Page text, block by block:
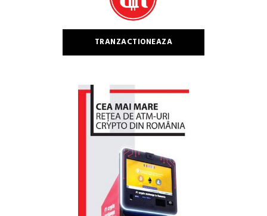
TRANZACTIONEAZA